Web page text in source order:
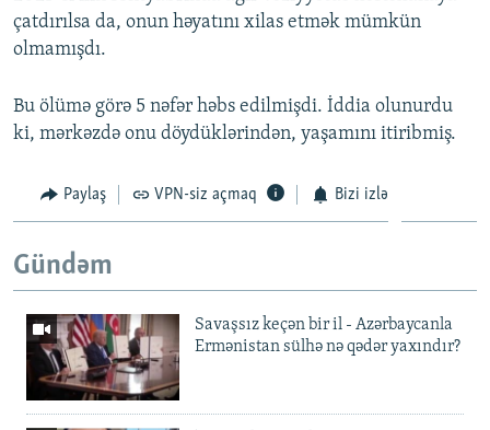
çatdırılsa da, onun həyatını xilas etmək mümkün
olmamışdı.
Bu ölümə görə 5 nəfər həbs edilmişdi. İddia olunurdu
ki, mərkəzdə onu döydüklərindən, yaşamını itiribmiş.
Paylaş VPN-siz açmaq Bizi izlə
Gündəm
Savaşsız keçən bir il - Azərbaycanla
Ermənistan sülhə nə qədər yaxındır?